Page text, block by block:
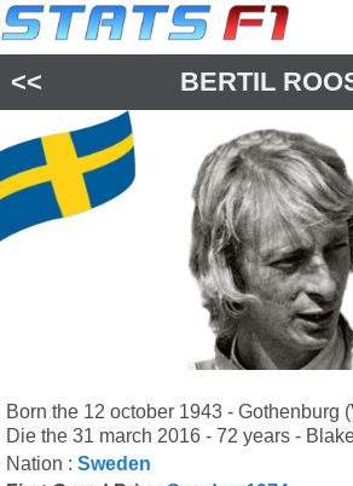
<< BERTIL
Born the 12 october 1943 - Gothenburg
Die the 31 march 2016 - 72 years -
Nation : Sweden